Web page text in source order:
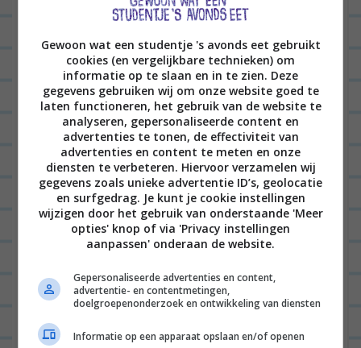
Ik kan je dus vertellen dat het echt vet moeilijk is om een fatsoenlijke foto te maken in het thema ‘losgaan’.
Maar het lukte best. Een soort van. GA LOS!
Ook losgaan met KNIPPR? Je krijgtde eerste
maand gratis(woehoeee!), daarna kost het je
€10,99 per maand voor het basisaanbod (gewoon
de basiszenders) en voor alle extra zenders betaal
je dan apart meer. Maar je kunt het dus per maand
inrichten, dus als jij een maand een serie volgt op
Baby-tv (je weet maar nooit), dan kun je die een
maand later gewoon weer uitzetten als het
afgelopen is.
Gewoon wat een studentje 's avonds eet gebruikt
cookies (en vergelijkbare technieken) om
informatie op te slaan en in te zien. Deze
gegevens gebruiken wij om onze website goed te
laten functioneren, het gebruik van de website te
analyseren, gepersonaliseerde content en
advertenties te tonen, de effectiviteit van
advertenties en content te meten en onze
diensten te verbeteren. Hiervoor verzamelen wij
gegevens zoals unieke advertentie ID’s, geolocatie
en surfgedrag. Je kunt je cookie instellingen
wijzigen door het gebruik van onderstaande 'Meer
opties' knop of via 'Privacy instellingen
aanpassen' onderaan de website.
Gepersonaliseerde advertenties en content,
advertentie- en contentmetingen,
doelgroepenonderzoek en ontwikkeling van diensten
Informatie op een apparaat opslaan en/of openen